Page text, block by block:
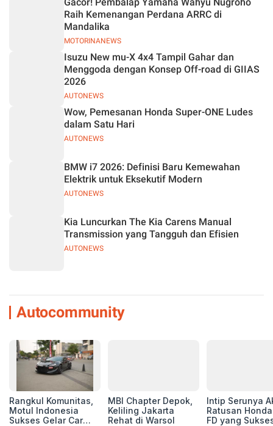
MOTORINANEWS
Raih Kemenangan Perdana ARRC di
Mandalika
AUTONEWS
Isuzu New mu-X 4x4 Tampil Gahar dan
Menggoda dengan Konsep Off-road di GIIAS
2026
AUTONEWS
Wow, Pemesanan Honda Super-ONE Ludes
dalam Satu Hari
AUTONEWS
BMW i7 2026: Definisi Baru Kemewahan
Elektrik untuk Eksekutif Modern
AUTONEWS
Kia Luncurkan The Kia Carens Manual
Transmission yang Tangguh dan Efisien
Autocommunity
Rangkul Komunitas,
Motul Indonesia
Sukses Gelar Car
MBI Chapter Depok,
Keliling Jakarta
Rehat di Warsol
Intip Serunya
Ratusan
FD yang